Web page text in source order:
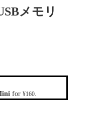
メモリ
for ¥160.